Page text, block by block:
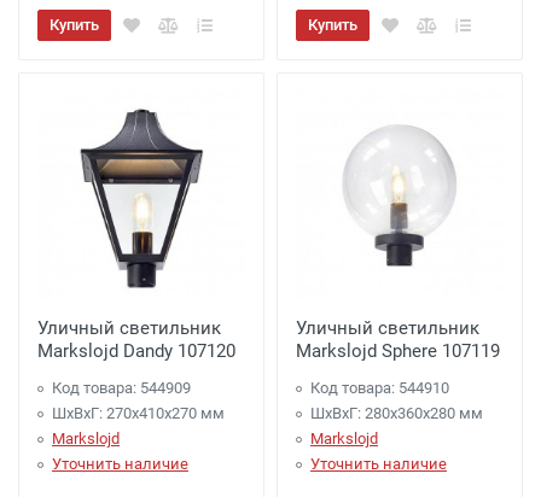
Купить Купить
Уличный светильник
Markslojd Dandy 107120
Код товара: 544909
ШхВхГ: 270x410x270 мм
Markslojd
Уточнить наличие
Уличный светильник
Markslojd Sphere 107119
Код товара: 544910
ШхВхГ: 280x360x280 мм
Markslojd
Уточнить наличие